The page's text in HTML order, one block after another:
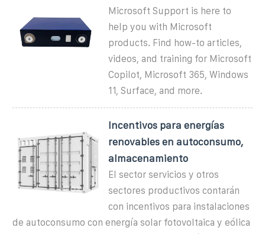
Microsoft Support is here to
help you with Microsoft
products. Find how-to articles,
videos, and training for Microsoft
Copilot, Microsoft 365, Windows
11, Surface, and more.
Incentivos para energías
renovables en autoconsumo,
almacenamiento
El sector servicios y otros
sectores productivos contarán
con incentivos para instalaciones
de autoconsumo con energía solar fotovoltaica y eólica